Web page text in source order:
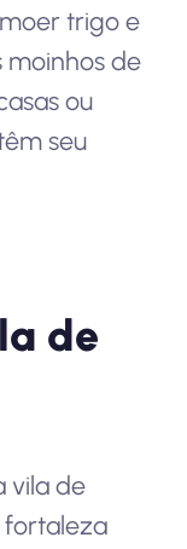
trigo e
moinhos de
ou
seu
de
vila de
fortaleza